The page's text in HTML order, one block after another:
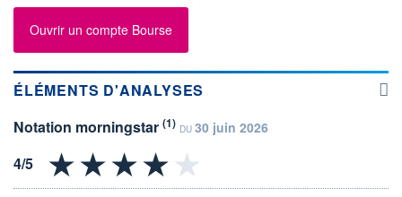
Ouvrir un compte Bourse
ÉLÉMENTS D'ANALYSES
Notation morningstar (1) DU 30 juin 2026